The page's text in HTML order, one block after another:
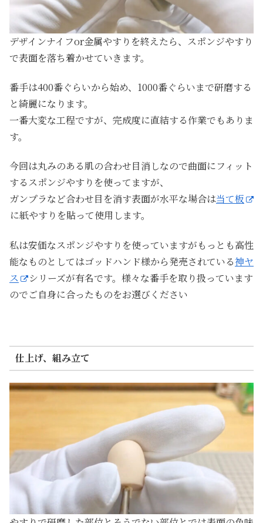
デザインナイフor金属やすりを終えたら、スポンジやすり
で表面を落ち着かせていきます。
番手は400番ぐらいから始め、1000番ぐらいまで研磨する
と綺麗になります。
一番大変な工程ですが、完成度に直結する作業でもありま
す。
今回は丸みのある肌の合わせ目消しなので曲面にフィット
するスポンジやすりを使ってますが、
ガンプラなど合わせ目を消す表面が水平な場合は当て板
に紙やすりを貼って使用します。
私は安価なスポンジやすりを使っていますがもっとも高性
能なものとしてはゴッドハンド様から発売されている神ヤ
ス
シリーズが有名です。様々な番手を取り扱っています
のでご自身に合ったものをお選びください
仕上げ、組み立て